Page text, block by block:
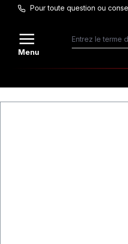
Passer au contenu principal
Pour toute question ou
Menu